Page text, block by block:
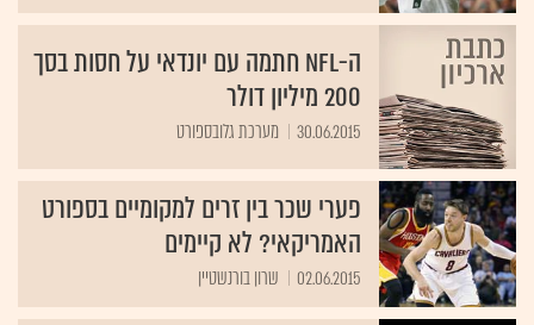
ה-NFL חתמה עם יונדאי על חסות בסך
200 מיליון דולר
30.06.2015 מערכת גלובספורט
פערי שכר בין זרים למקומיים בספורט
האמריקאי? לא קיימים
02.06.2015 שרון בורנשטיין